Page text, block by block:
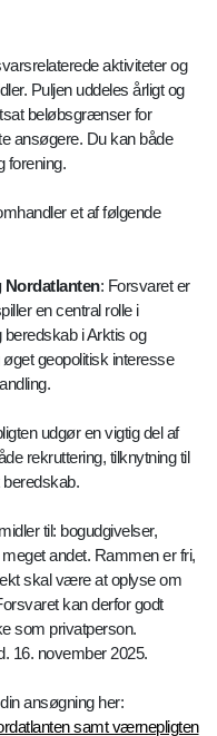
aktiviteter og
Puljen uddeles årligt og
beløbsgrænser for
ansøgere. Du kan både
forening.
et af følgende
Nordatlanten: Forsvaret er
en central rolle i
i Arktis og
geopolitisk interesse
udgør en vigtig del af
rekruttering, tilknytning til
beredskab.
til: bogudgivelser,
andet. Rammen er fri,
skal være at oplyse om
kan derfor godt
som privatperson.
16. november 2025.
ansøgning her:
samt værnepligten